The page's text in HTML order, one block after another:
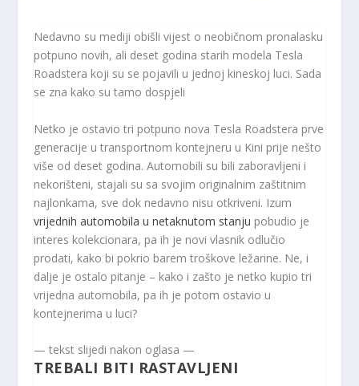
Nedavno su mediji obišli vijest o neobičnom pronalasku
potpuno novih, ali deset godina starih modela Tesla
Roadstera koji su se pojavili u jednoj kineskoj luci. Sada
se zna kako su tamo dospjeli
Netko je ostavio tri potpuno nova Tesla Roadstera prve
generacije u transportnom kontejneru u Kini prije nešto
više od deset godina. Automobili su bili zaboravljeni i
nekorišteni, stajali su sa svojim originalnim zaštitnim
najlonkama, sve dok nedavno nisu otkriveni. Izum
vrijednih automobila u netaknutom stanju pobudio je
interes kolekcionara, pa ih je novi vlasnik odlučio
prodati, kako bi pokrio barem troškove ležarine. Ne, i
dalje je ostalo pitanje – kako i zašto je netko kupio tri
vrijedna automobila, pa ih je potom ostavio u
kontejnerima u luci?
— tekst slijedi nakon oglasa —
TREBALI BITI RASTAVLJENI